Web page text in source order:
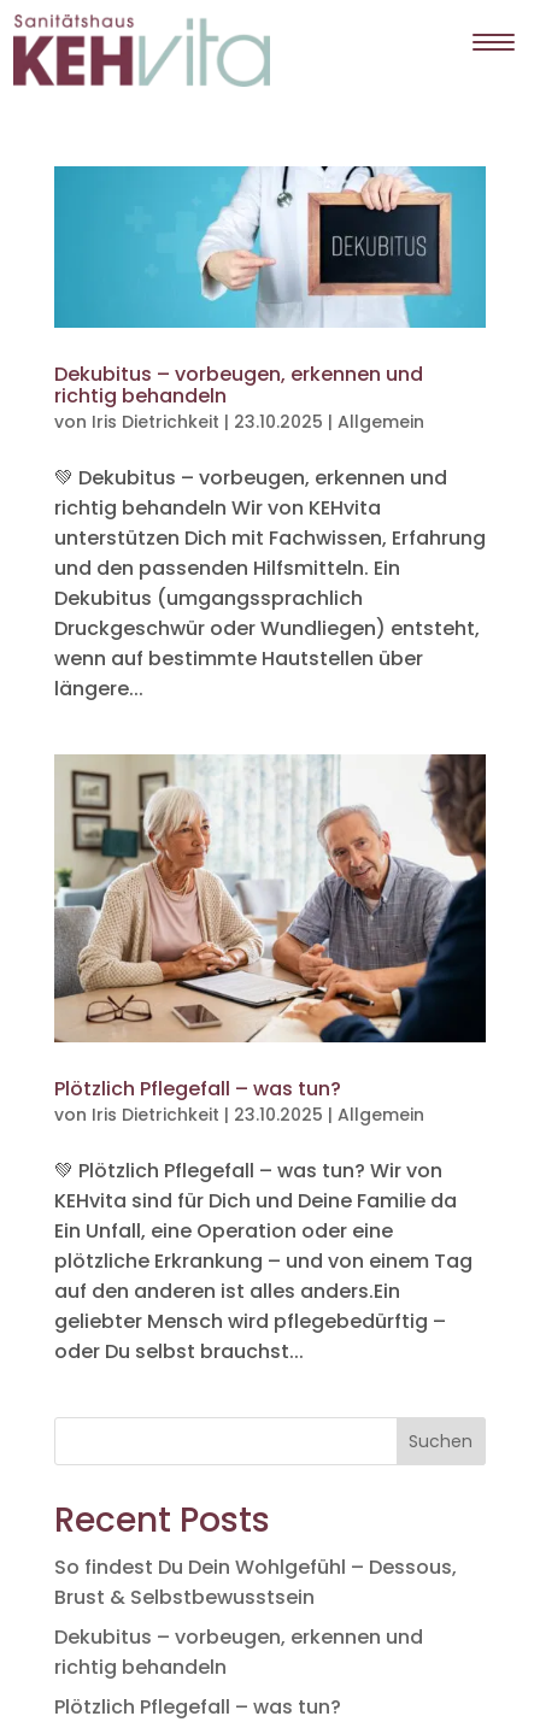
Dekubitus – vorbeugen, erkennen und
richtig behandeln
von Iris Dietrichkeit | 23.10.2025 | Allgemein
💚 Dekubitus – vorbeugen, erkennen und
richtig behandeln Wir von KEHvita
unterstützen Dich mit Fachwissen, Erfahrung
und den passenden Hilfsmitteln. Ein
Dekubitus (umgangssprachlich
Druckgeschwür oder Wundliegen) entsteht,
wenn auf bestimmte Hautstellen über
längere...
Plötzlich Pflegefall – was tun?
von Iris Dietrichkeit | 23.10.2025 | Allgemein
💚 Plötzlich Pflegefall – was tun? Wir von
KEHvita sind für Dich und Deine Familie da
Ein Unfall, eine Operation oder eine
plötzliche Erkrankung – und von einem Tag
auf den anderen ist alles anders.Ein
geliebter Mensch wird pflegebedürftig –
oder Du selbst brauchst...
Suchen
Recent Posts
So findest Du Dein Wohlgefühl – Dessous,
Brust & Selbstbewusstsein
Dekubitus – vorbeugen, erkennen und
richtig behandeln
Plötzlich Pflegefall – was tun?